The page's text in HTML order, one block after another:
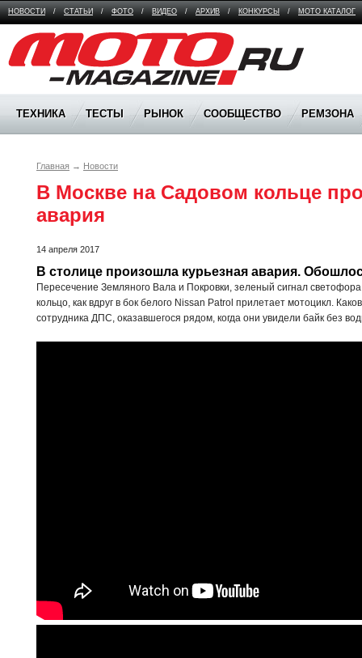
НОВОСТИ / СТАТЬИ / ФОТО / ВИДЕО / АРХИВ / КОНКУРСЫ / МОТО КАТАЛОГ
Moto Magazine
ТЕХНИКА ТЕСТЫ РЫНОК СООБЩЕСТВО РЕМЗОНА
Главная → Новости
В Москве на Садовом кольце
авария
14 апреля 2017
В столице произошла курьезная авария.
Пересечение Земляного Вала и Покровки, зеленый сигнал
кольцо, как вдруг в бок белого Nissan Patrol прилетает мотоцикл.
сотрудника ДПС, оказавшегося рядом, когда они увидели байк без